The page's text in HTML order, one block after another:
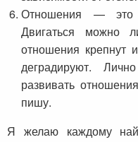
Отношения — это
Двигаться можно
отношения крепнут
деградируют.
развивать
пишу.
Я желаю каждому